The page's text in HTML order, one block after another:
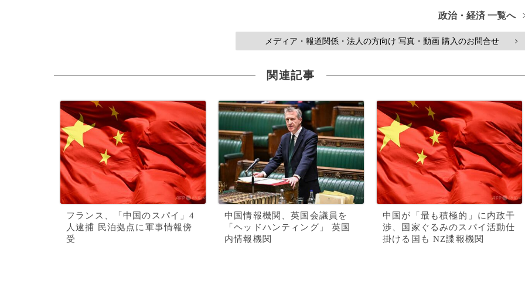
政治・経済 一覧へ
メディア・報道関係・法人の方向け 写真・動画 購入のお問合せ >
関連記事
フランス、「中国のスパイ」4
人逮捕 民泊拠点に軍事情報傍
受
中国情報機関、英国会議員を
「ヘッドハンティング」 英国
内情報機関
中国が「最も積極的」に内政干
渉、国家ぐるみのスパイ活動仕
掛ける国も NZ諜報機関